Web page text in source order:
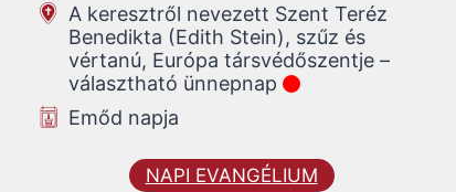
A keresztről nevezett Szent Teréz
Benedikta (Edith Stein), szűz és
vértanú, Európa társvédőszentje –
választható ünnepnap
Emőd napja
NAPI EVANGÉLIUM